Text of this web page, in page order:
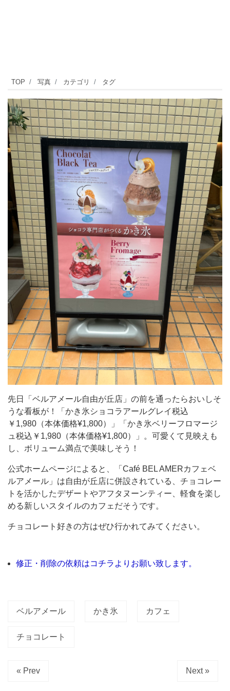
先
日
「ベ
ル
ア
メ
ー
ル
自
由
が
丘
店」
の
前
を
通
っ
た
ら
い
し
そ
う
な
看
板
が！
「か
氷
コ
ア
ル
TOP 写真 カテゴリ タグ
先日「ベルアメール自由が丘店」の前を通ったらおいしそ
うな看板が！「かき氷ショコラアールグレイ税込
￥1,980（本体価格¥1,800）」「かき氷ベリーフロマージ
ュ税込￥1,980（本体価格¥1,800）」。可愛くて見映えも
し、ボリューム満点で美味しそう！
公式ホームページによると、「Café BEL AMERカフェベ
ルアメール」は自由が丘店に併設されている、チョコレー
トを活かしたデザートやアフタヌーンティー、軽食を楽し
める新しいスタイルのカフェだそうです。
チョコレート好きの方はぜひ行かれてみてください。
修正・削除の依頼はコチラよりお願い致します。
ベルアメール かき氷 カフェ
チョコレート
« Prev Next »